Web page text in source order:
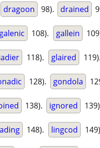
dragoon 98). drained
galenic 108). gallein
118). glaired 119).
128). gondola
138). ignored
148). lingcod